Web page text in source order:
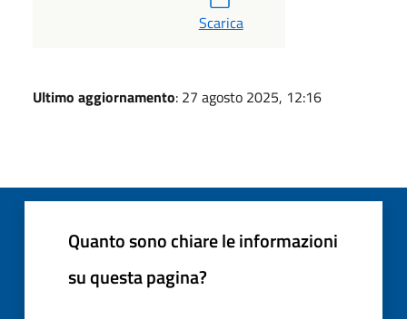
Scarica
Ultimo aggiornamento: 27 agosto 2025, 12:16
Quanto sono chiare le informazioni
su questa pagina?